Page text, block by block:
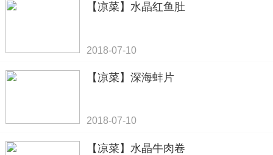
【凉菜】水晶红鱼肚
2018-07-10
【凉菜】深海蚌片
2018-07-10
【凉菜】水晶牛肉卷